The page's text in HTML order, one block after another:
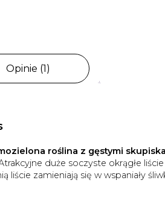
Opinie (1)
roślina z gęstymi
duże soczyste okrągłe
liście zamieniają się w wspaniały